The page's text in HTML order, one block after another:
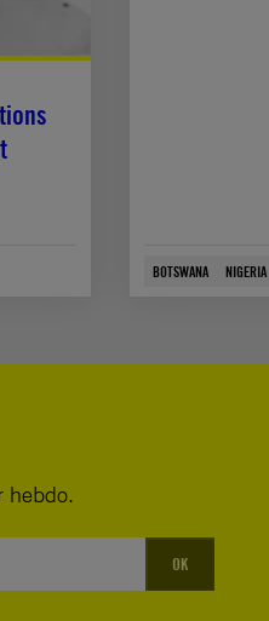
BOTSWANA NIGERIA
hebdo.
OK